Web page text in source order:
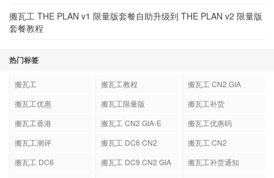
搬瓦工 THE PLAN v1 限量版套餐自助升级到 THE PLAN v2 限量版
套餐教程
热门标签
搬瓦工 搬瓦工教程
搬瓦工 CN2 GIA
搬瓦工优惠
搬瓦工限量版
搬瓦工补货
搬瓦工香港
搬瓦工 CN2 GIA-E
搬瓦工优惠码
搬瓦工测评
搬瓦工 DC6 CN2
搬瓦工 CN2
搬瓦工 DC6
搬瓦工 DC9 CN2 GIA
搬瓦工补货通知